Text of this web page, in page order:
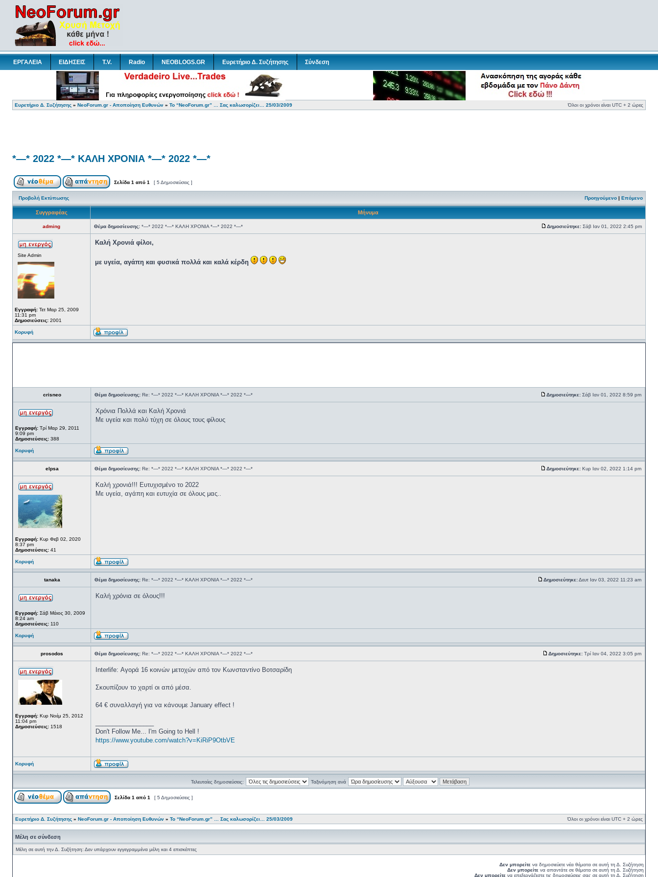
ΕΡΓΑΛΕΙΑ ΕΙΔΗΣΕΙΣ T.V. Radio NEOBLOGS.GR Ευρετήριο Δ. Συζήτησης Σύνδεση
Ευρετήριο Δ. Συζήτησης » NeoForum.gr - Αποποίηση Ευθυνών » Το “NeoForum.gr” … Σας καλωσορίζει… 25/03/2009 Όλοι οι χρόνοι είναι UTC + 2 ώρες
*—* 2022 *—* ΚΑΛΗ ΧΡΟΝΙΑ *—* 2022 *—*
Σελίδα 1 από 1 [ 5 Δημοσιεύσεις ]
Προβολή Εκτύπωσης Προηγούμενο | Επόμενο
Συγγραφέας Μήνυμα
adming Θέμα δημοσίευσης: *—* 2022 *—* ΚΑΛΗ ΧΡΟΝΙΑ *—* 2022 *—* Δημοσιεύτηκε: Σάβ Ιαν 01, 2022 2:45 pm
Site Admin
Εγγραφή: Τετ Μαρ 25, 2009
11:31 pm
Δημοσιεύσεις: 2001
Καλή Χρονιά φίλοι,
με υγεία, αγάπη και φυσικά πολλά και καλά κέρδη
Κορυφή
crisneo Θέμα δημοσίευσης: Re: *—* 2022 *—* ΚΑΛΗ ΧΡΟΝΙΑ *—* 2022 *—* Δημοσιεύτηκε: Σάβ Ιαν 01, 2022 8:59 pm
Εγγραφή: Τρί Μαρ 29, 2011
9:09 pm
Δημοσιεύσεις: 388
Χρόνια Πολλά και Καλή Χρονιά
Με υγεία και πολύ τύχη σε όλους τους φίλους
Κορυφή
elpsa Θέμα δημοσίευσης: Re: *—* 2022 *—* ΚΑΛΗ ΧΡΟΝΙΑ *—* 2022 *—* Δημοσιεύτηκε: Κυρ Ιαν 02, 2022 1:14 pm
Εγγραφή: Κυρ Φεβ 02, 2020
8:37 pm
Δημοσιεύσεις: 41
Καλή χρονιά!!! Ευτυχισμένο το 2022
Με υγεία, αγάπη και ευτυχία σε όλους μας..
Κορυφή
tanaka Θέμα δημοσίευσης: Re: *—* 2022 *—* ΚΑΛΗ ΧΡΟΝΙΑ *—* 2022 *—* Δημοσιεύτηκε:Δευτ Ιαν 03, 2022 11:23 am
Εγγραφή: Σάβ Μάιος 30, 2009
8:24 am
Δημοσιεύσεις: 110
Καλή χρόνια σε όλους!!!
Κορυφή
prosodos Θέμα δημοσίευσης: Re: *—* 2022 *—* ΚΑΛΗ ΧΡΟΝΙΑ *—* 2022 *—* Δημοσιεύτηκε: Τρί Ιαν 04, 2022 3:05 pm
Εγγραφή: Κυρ Νοέμ 25, 2012
11:04 pm
Δημοσιεύσεις: 1518
Ιnterlife: Αγορά 16 κοινών μετοχών από τον Κωνσταντίνο Βοτσαρίδη
Σκουπίζουν το χαρτί οι από μέσα.
64 € συναλλαγή για να κάνουμε January effect !
Don't Follow Me... I'm Going to Hell !
https://www.youtube.com/watch?v=KiRiP9OtbVE
Κορυφή
Τελευταίες δημοσιεύσεις: Ταξινόμηση ανά
Σελίδα 1 από 1 [ 5 Δημοσιεύσεις ]
Ευρετήριο Δ. Συζήτησης » NeoForum.gr - Αποποίηση Ευθυνών » Το “NeoForum.gr” … Σας καλωσορίζει… 25/03/2009 Όλοι οι χρόνοι είναι UTC + 2 ώρες
Μέλη σε σύνδεση
Μέλη σε αυτή την Δ. Συζήτηση: Δεν υπάρχουν εγγεγραμμένα μέλη και 4 επισκέπτες
Δεν μπορείτε να δημοσιεύετε νέα θέματα σε αυτή τη Δ. Συζήτηση
Δεν μπορείτε να απαντάτε σε θέματα σε αυτή τη Δ. Συζήτηση
Δεν μπορείτε να επεξεργάζεστε τις δημοσιεύσεις σας σε αυτή τη Δ. Συζήτηση